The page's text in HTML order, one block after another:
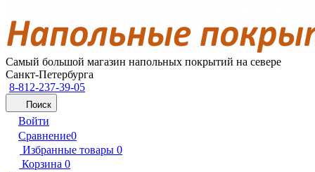
Самый большой магазин напольных покрытий на севере
Санкт-Петербурга
8-812-237-39-05
Поиск
Войти
Сравнение0
Избранные товары 0
Корзина 0